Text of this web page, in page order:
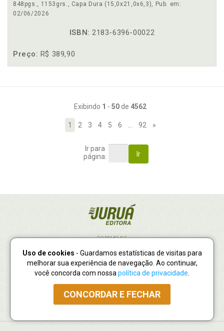
848pgs., 1153grs., Capa Dura (15,0x21,0x6,3), Pub. em:
02/06/2026
ISBN: 2183-6396-00022
Preço: R$ 389,90
Exibindo 1 - 50de 4562
1 2 3 4 5 6 92 »
Ir para
página:
Ir
FORMAS DE
Uso de cookies - Guardamos estatísticas de visitas para
melhorar sua experiência de navegação. Ao continuar,
você concorda com nossa política de privacidade
CONCORDAR E FECHAR